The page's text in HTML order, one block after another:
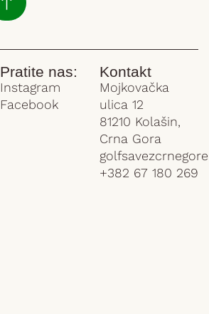
Pratite nas:
Instagram
Facebook
Kontakt
Mojkovačka
ulica 12
81210 Kolašin,
Crna Gora
+382 67 180 269